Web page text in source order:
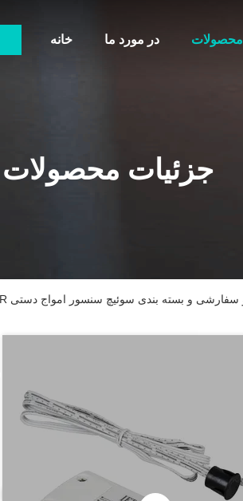
خانه در مورد ما محصولات
جزئیات محصولات